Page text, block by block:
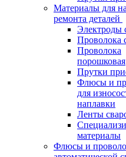
Материалы для
ремонта деталей
Электроды
Проволока
Проволока
порошковая
Прутки
Флюсы и
для
наплавки
Ленты
материалы
Флюсы и